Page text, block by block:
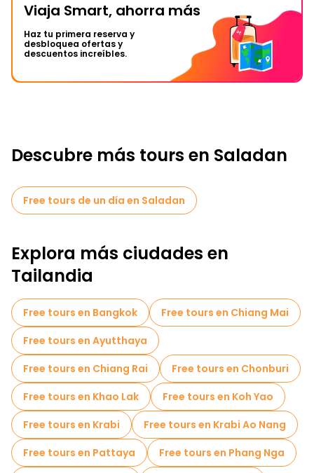
Viaja Smart, ahorra más
Haz tu primera reserva y
desbloquea ofertas y
descuentos increíbles.
Descubre más tours en Saladan
Free tours de un día en Saladan
Explora más ciudades en
Tailandia
Free tours en Bangkok
Free tours en Chiang Mai
Free tours en Ayutthaya
Free tours en Chiang Rai
Free tours en Chonburi
Free tours en Khao Lak
Free tours en Koh Yao
Free tours en Krabi
Free tours en Krabi Ao Nang
Free tours en Pattaya
Free tours en Phang Nga